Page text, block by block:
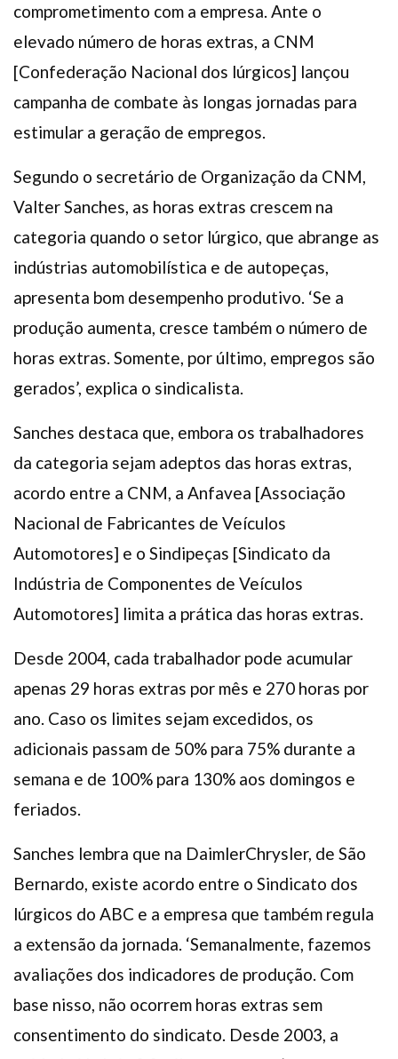
comprometimento com a empresa. Ante o
elevado número de horas extras, a CNM
[Confederação Nacional dos lúrgicos] lançou
campanha de combate às longas jornadas para
estimular a geração de empregos.
Segundo o secretário de Organização da CNM,
Valter Sanches, as horas extras crescem na
categoria quando o setor lúrgico, que abrange as
indústrias automobilística e de autopeças,
apresenta bom desempenho produtivo. ‘Se a
produção aumenta, cresce também o número de
horas extras. Somente, por último, empregos são
gerados’, explica o sindicalista.
Sanches destaca que, embora os trabalhadores
da categoria sejam adeptos das horas extras,
acordo entre a CNM, a Anfavea [Associação
Nacional de Fabricantes de Veículos
Automotores] e o Sindipeças [Sindicato da
Indústria de Componentes de Veículos
Automotores] limita a prática das horas extras.
Desde 2004, cada trabalhador pode acumular
apenas 29 horas extras por mês e 270 horas por
ano. Caso os limites sejam excedidos, os
adicionais passam de 50% para 75% durante a
semana e de 100% para 130% aos domingos e
feriados.
Sanches lembra que na DaimlerChrysler, de São
Bernardo, existe acordo entre o Sindicato dos
lúrgicos do ABC e a empresa que também regula
a extensão da jornada. ‘Semanalmente, fazemos
avaliações dos indicadores de produção. Com
base nisso, não ocorrem horas extras sem
consentimento do sindicato. Desde 2003, a